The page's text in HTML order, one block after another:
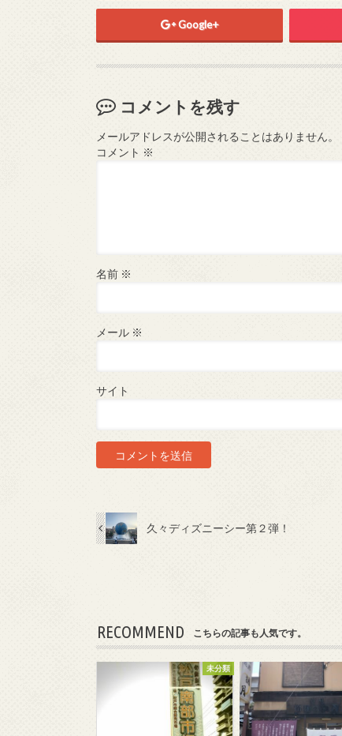
Google+
コメントを残す
メールアドレスが公開されることはありません。
コメント ※
名前 ※
メール ※
サイト
久々ディズニーシー第２弾！
RECOMMEND こちらの記事も人気です。
未分類